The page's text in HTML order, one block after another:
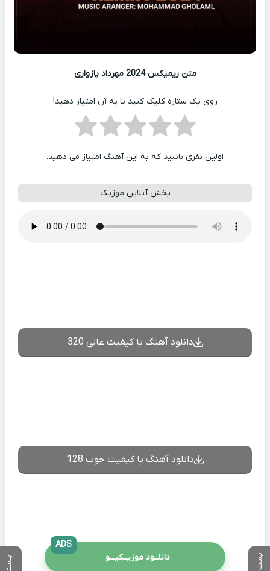
متن ریمیکس 2024 مهرداد پازواری
روی یک ستاره کلیک کنید تا به آن امتیاز دهید!
اولین نفری باشید که به این آهنگ امتیاز می دهید.
پخش آنلاین موزیک
دانلود آهنگ با کیفیت عالی 320
دانلود آهنگ با کیفیت خوب 128
دانلــود موزیــکیـــو
ADS